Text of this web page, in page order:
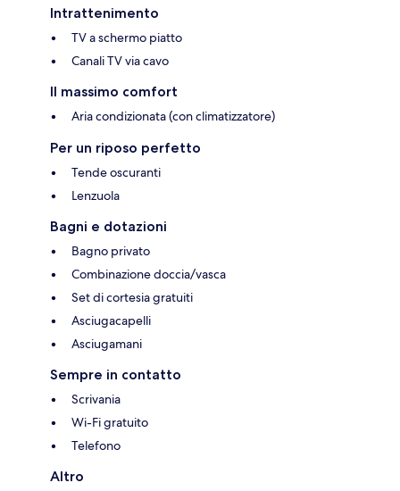
Intrattenimento
TV a schermo piatto
Canali TV via cavo
Il massimo comfort
Aria condizionata (con climatizzatore)
Per un riposo perfetto
Tende oscuranti
Lenzuola
Bagni e dotazioni
Bagno privato
Combinazione doccia/vasca
Set di cortesia gratuiti
Asciugacapelli
Asciugamani
Sempre in contatto
Scrivania
Wi-Fi gratuito
Telefono
Altro